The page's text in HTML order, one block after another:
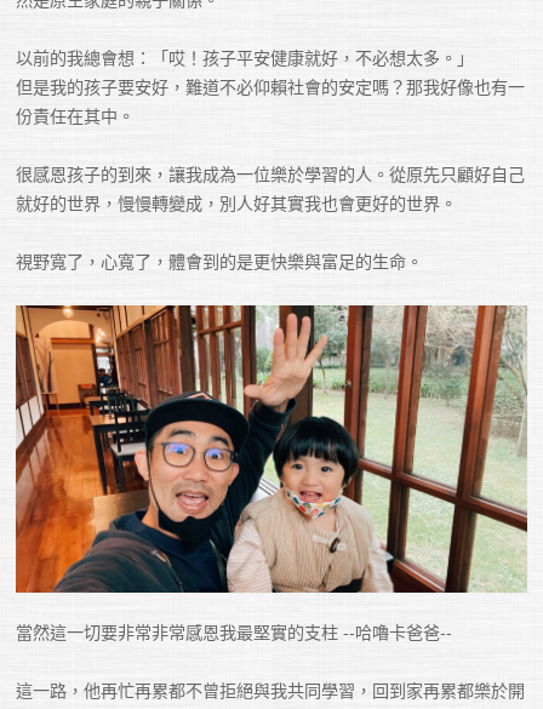
以前的我總會想：「哎！孩子平安健康就好，不必想太多。」
但是我的孩子要安好，難道不必仰賴社會的安定嗎？那我好像也有一
份責任在其中。
很感恩孩子的到來，讓我成為一位樂於學習的人。從原先只顧好自己
就好的世界，慢慢轉變成，別人好其實我也會更好的世界。
視野寬了，心寬了，體會到的是更快樂與富足的生命。
當然這一切要非常非常感恩我最堅實的支柱 --哈嚕卡爸爸--
這一路，他再忙再累都不曾拒絕與我共同學習，回到家再累都樂於開